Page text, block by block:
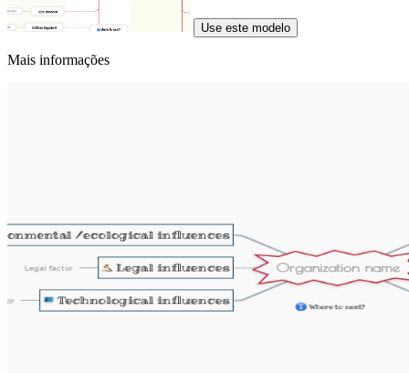
Use este modelo
Mais informações